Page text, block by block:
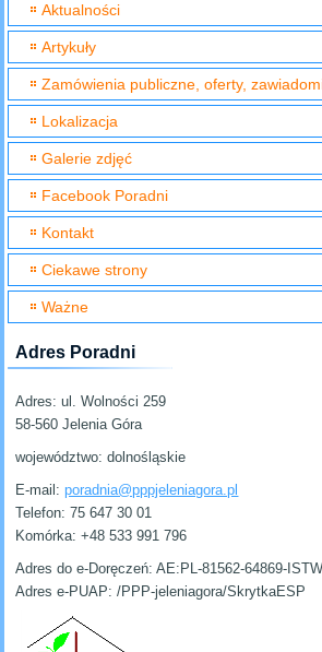
Aktualności
Artykuły
Zamówienia publiczne, oferty,
Lokalizacja
Galerie zdjęć
Facebook Poradni
Kontakt
Ciekawe strony
Ważne
Adres Poradni
Adres:ul. Wolności 259
58-560 Jelenia Góra
województwo: dolnośląskie
E-mail:poradnia@pppjeleniagora.pl
Telefon:75 647 30 01
Komórka:+48 533 991 796
Adres do e-Doręczeń: AE:PL-81562-64869-
Adres e-PUAP: /PPP-jeleniagora/SkrytkaESP